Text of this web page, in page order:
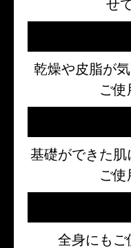
せ
乾燥や皮脂が
ご使
基礎ができた
ご使
全身にもご